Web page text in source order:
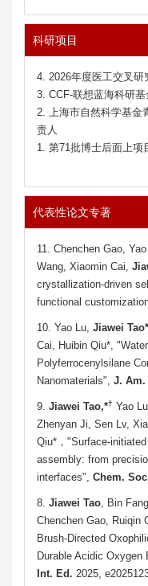
科研项目
4. 2026年度医工交叉
3. CCF-联想蓝海科研
2. 上海市自然科学基金
责人
1. 第71批博士后面上项
代表性论文专著
11. Chenchen Gao,
Wang, Xiaomin Cai,
crystallization-driven
functional
10. Yao Lu, Jiawei Tao*
Cai, Huibin Qiu*,
Polyferrocenylsilane
Nanomaterials", J. Am.
9. Jiawei Tao,*† Yao
Zhenyan Ji, Sen Lv,
Qiu*，"Surface-
assembly: from
interfaces", Chem.
8. Jiawei Tao, Bin
Chenchen Gao, Ruiqin
Brush-Directed
Durable Acidic Oxygen
Int. Ed. 2025,